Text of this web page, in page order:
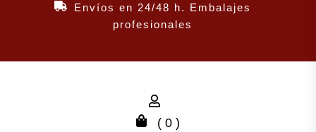
Envíos en 24/48 h. Embalajes
profesionales
( 0 )